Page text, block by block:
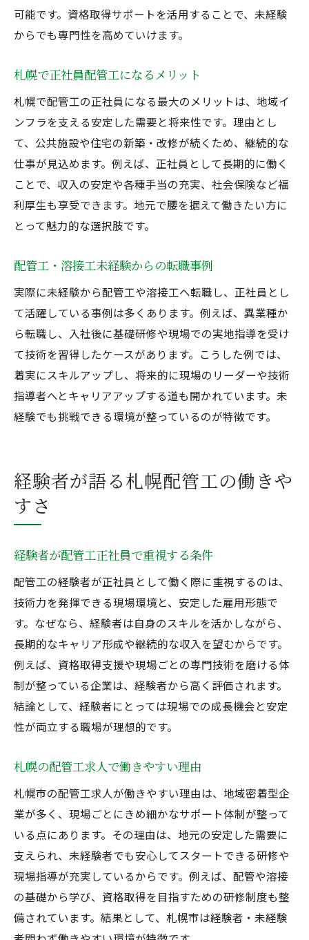
経験者が語る配管工資格取得のメリット
未経験者におすすめの資格取得勉強法
配管工資格と正社員安定雇用のつながり
配管工正社員の年収相場と昇給ポイント
経験者・未経験者で異なる年収の理由
札幌の配管工求人が示す待遇と実態
配管工・溶接工の仕事のきつさと魅力
配管工が儲かると言われる理由を解説
年収アップを目指す配管工の働き方改革
経験者・未経験者が長続きする職場環境
溶接工経験を活かせる安定企業の特徴
札幌の配管工求人で見落としがちな条件
配管工資格取得支援と定着率の関係性
正社員配管工で長く働くための心構え
可能です。資格取得サポートを活用することで、未経験
からでも専門性を高めていけます。
札幌で正社員配管工になるメリット
札幌で配管工の正社員になる最大のメリットは、地域イ
ンフラを支える安定した需要と将来性です。理由とし
て、公共施設や住宅の新築・改修が続くため、継続的な
仕事が見込めます。例えば、正社員として長期的に働く
ことで、収入の安定や各種手当の充実、社会保険など福
利厚生も享受できます。地元で腰を据えて働きたい方に
とって魅力的な選択肢です。
配管工・溶接工未経験からの転職事例
実際に未経験から配管工や溶接工へ転職し、正社員とし
て活躍している事例は多くあります。例えば、異業種か
ら転職し、入社後に基礎研修や現場での実地指導を受け
て技術を習得したケースがあります。こうした例では、
着実にスキルアップし、将来的に現場のリーダーや技術
指導者へとキャリアアップする道も開かれています。未
経験でも挑戦できる環境が整っているのが特徴です。
経験者が語る札幌配管工の働きや
すさ
経験者が配管工正社員で重視する条件
配管工の経験者が正社員として働く際に重視するのは、
技術力を発揮できる現場環境と、安定した雇用形態で
す。なぜなら、経験者は自身のスキルを活かしながら、
長期的なキャリア形成や継続的な収入を望むからです。
例えば、資格取得支援や現場ごとの専門技術を磨ける体
制が整っている企業は、経験者から高く評価されます。
結論として、経験者にとっては現場での成長機会と安定
性が両立する職場が理想的です。
札幌の配管工求人で働きやすい理由
札幌市の配管工求人が働きやすい理由は、地域密着型企
業が多く、現場ごとにきめ細かなサポート体制が整って
いる点にあります。その理由は、地元の安定した需要に
支えられ、未経験者でも安心してスタートできる研修や
現場指導が充実しているからです。例えば、配管や溶接
の基礎から学び、資格取得を目指すための研修制度も整
備されています。結果として、札幌市は経験者・未経験